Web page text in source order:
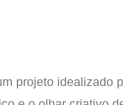
projeto idealizado